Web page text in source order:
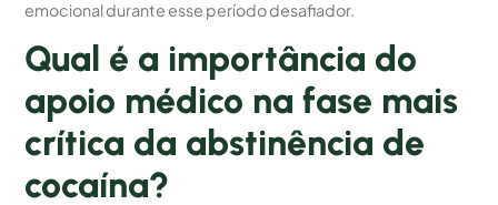
emocional durante esse período desafiador.
Qual é a importância do
apoio médico na fase mais
crítica da abstinência de
cocaína?